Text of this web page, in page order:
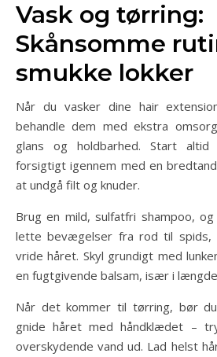
Vask og tørring:
Skånsomme
smukke lokker
Når du vasker dine hair
behandle dem med ekstra
glans og holdbarhed. Start
forsigtigt igennem med en
at undgå filt og knuder.
Brug en mild, sulfatfri shampoo,
lette bevægelser fra rod til spids,
vride håret. Skyl grundigt med
en fugtgivende balsam, især i
Når det kommer til tørring, bør
gnide håret med håndklædet –
overskydende vand ud. Lad helst